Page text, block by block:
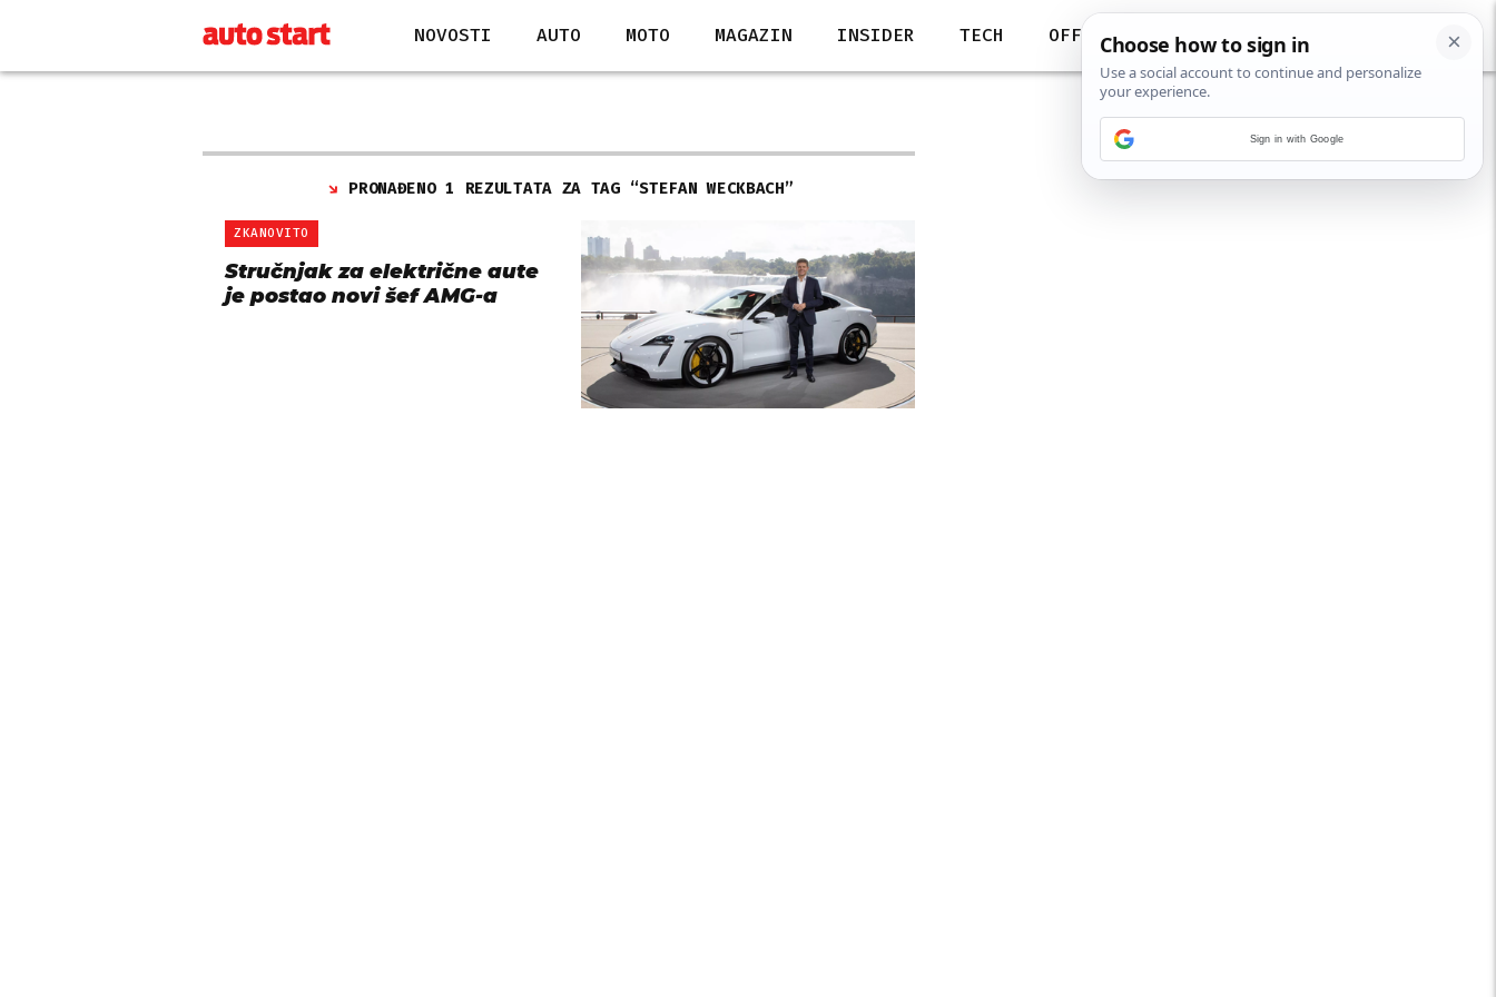
NOVOSTI AUTO MOTO MAGAZIN INSIDER TECH OFF
PRONAĐENO 1 REZULTATA ZA TAG “STEFAN WECKBACH”
ZKANOVITO
Stručnjak za električne aute
je postao novi šef AMG-a
Sign in with Google